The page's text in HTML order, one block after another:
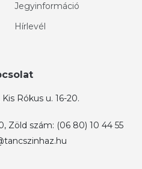
Jegyinformáció
Hírlevél
Rókus u. 16-20.
Zöld szám: (06 80) 10 44 55